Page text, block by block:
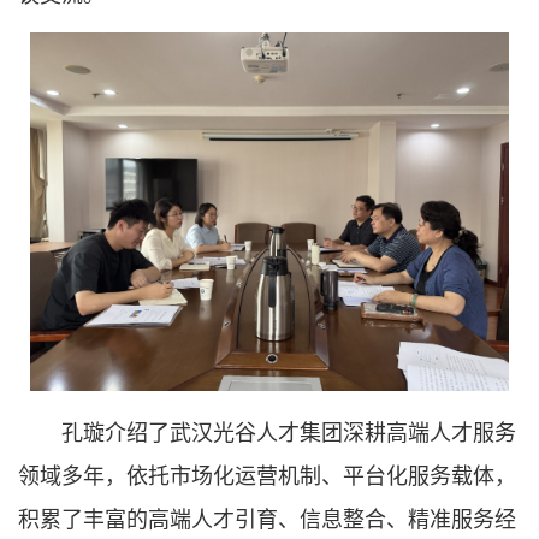
孔璇介绍了武汉光谷人才集团深耕高端人才服务
领域多年，依托市场化运营机制、平台化服务载体，
积累了丰富的高端人才引育、信息整合、精准服务经